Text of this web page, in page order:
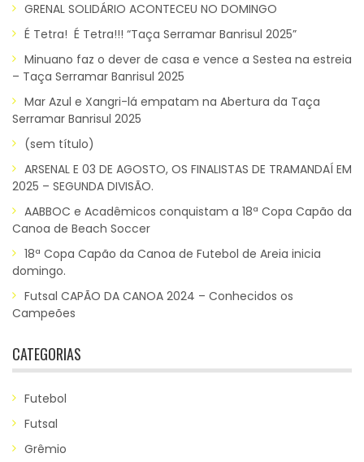
GRENAL SOLIDÁRIO ACONTECEU NO DOMINGO
É Tetra! É Tetra!!! “Taça Serramar Banrisul 2025”
Minuano faz o dever de casa e vence a Sestea na estreia
– Taça Serramar Banrisul 2025
Mar Azul e Xangri-lá empatam na Abertura da Taça
Serramar Banrisul 2025
(sem título)
ARSENAL E 03 DE AGOSTO, OS FINALISTAS DE TRAMANDAÍ EM
2025 – SEGUNDA DIVISÃO.
AABBOC e Acadêmicos conquistam a 18ª Copa Capão da
Canoa de Beach Soccer
18ª Copa Capão da Canoa de Futebol de Areia inicia
domingo.
Futsal CAPÃO DA CANOA 2024 – Conhecidos os
Campeões
CATEGORIAS
Futebol
Futsal
Grêmio